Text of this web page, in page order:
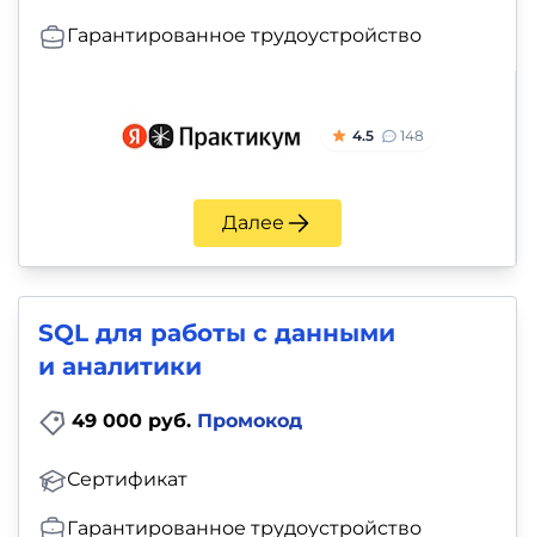
Гарантированное трудоустройство
4.5 148
Далее
SQL для работы с данными
и аналитики
49 000 руб. Промокод
Сертификат
Гарантированное трудоустройство